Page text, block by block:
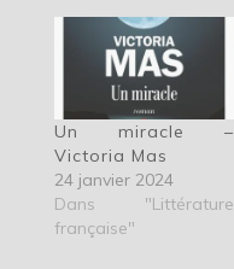
Un miracle –
Victoria Mas
24 janvier 2024
Dans "Littérature
française"